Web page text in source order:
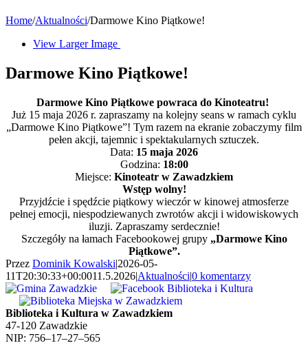
Home/Aktualności/Darmowe Kino Piątkowe!
View Larger Image
Darmowe Kino Piątkowe!
Darmowe Kino Piątkowe powraca do Kinoteatru!
Już 15 maja 2026 r. zapraszamy na kolejny seans w ramach cyklu
„Darmowe Kino Piątkowe”! Tym razem na ekranie zobaczymy film
pełen akcji, tajemnic i spektakularnych sztuczek.
Data: 15 maja 2026
Godzina: 18:00
Miejsce: Kinoteatr w Zawadzkiem
Wstęp wolny!
Przyjdźcie i spędźcie piątkowy wieczór w kinowej atmosferze
pełnej emocji, niespodziewanych zwrotów akcji i widowiskowych
iluzji. Zapraszamy serdecznie!
Szczegóły na łamach Facebookowej grupy „Darmowe Kino
Piątkowe”.
Przez Dominik Kowalski|2026-05-
11T20:30:33+00:0011.5.2026|Aktualności|0 komentarzy
Biblioteka i Kultura w Zawadzkiem
47-120 Zawadzkie
NIP: 756–17–27–565